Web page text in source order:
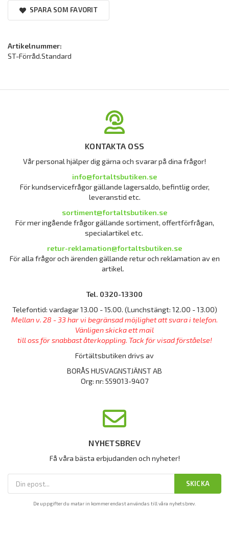
SPARA SOM FAVORIT
Artikelnummer:
ST-Förråd.Standard
KONTAKTA OSS
Vår personal hjälper dig gärna och svarar på dina frågor!
info@fortaltsbutiken.se
För kundservicefrågor gällande lagersaldo, befintlig order,
leveranstid etc.
sortiment@fortaltsbutiken.se
För mer ingående frågor gällande sortiment, offertförfrågan,
specialartikel etc.
retur-reklamation@fortaltsbutiken.se
För alla frågor och ärenden gällande retur och reklamation av en
artikel.
Tel. 0320-13300
Telefontid: vardagar 13.00 - 15.00. (Lunchstängt: 12.00 - 13.00)
Mellan v. 28 - 33 har vi begränsad möjlighet att svara i telefon.
Vänligen skicka ett mail
till oss för snabbast återkoppling. Tack för visad förståelse!
Förtältsbutiken drivs av
BORÅS HUSVAGNSTJÄNST AB
Org: nr: 559013-9407
NYHETSBREV
Få våra bästa erbjudanden och nyheter!
SKICKA
De uppgifter du matar in kommer endast användas till våra nyhetsbrev.